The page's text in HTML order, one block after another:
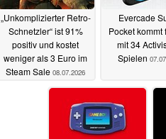
„Unkomplizierter Retro-
Schnetzler“ ist 91%
positiv und kostet
weniger als 3 Euro im
Steam Sale 08.07.2026
Evercade
Pocket kommt
mit 34
Spielen